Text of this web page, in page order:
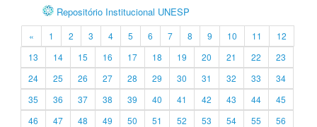
Repositório Institucional UNESP
« 1 2 3 4 5 6 7 8 9 10 11
12
13
14 15 16 17 18 19 20 21 22
23
24
25 26 27 28 29 30 31 32 33
34
35
36 37 38 39 40 41 42 43 44
45
46
47 48 49 50 51 52 53 54 55
56